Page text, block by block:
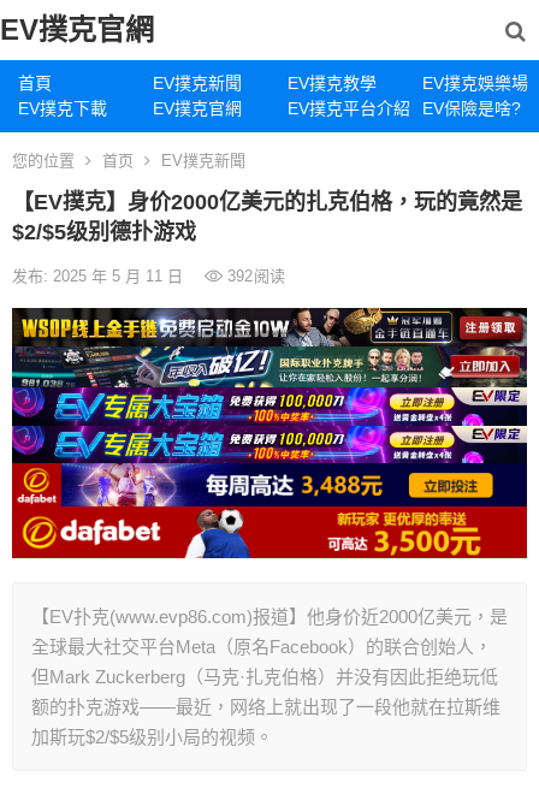
EV撲克官網
首頁 EV撲克新聞 EV撲克教學
EV撲克娛樂場
EV撲克下載
EV撲克官網 EV撲克平台介紹 EV保險是啥?
您的位置 首页 EV撲克新聞
【EV撲克】身价2000亿美元的扎克伯格，玩的竟然是
$2/$5级别德扑游戏
发布: 2025 年 5 月 11 日 392阅读
【EV扑克(www.evp86.com)报道】他身价近2000亿美元，是
全球最大社交平台Meta（原名Facebook）的联合创始人，
但Mark Zuckerberg（马克·扎克伯格）并没有因此拒绝玩低
额的扑克游戏——最近，网络上就出现了一段他就在拉斯维
加斯玩$2/$5级别小局的视频。